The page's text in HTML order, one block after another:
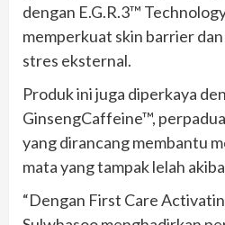
dengan E.G.R.3™
memperkuat skin barrier
stres eksternal.
Produk ini juga diperkaya
GinsengCaffeine™,
yang dirancang membantu
mata yang tampak lelah
“Dengan First Care